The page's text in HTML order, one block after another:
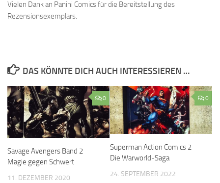
Vielen Dank an Panini Comics für die Bereitstellung des
Rezensionsexemplars.
DAS KÖNNTE DICH AUCH INTERESSIEREN …
0
Savage Avengers Band 2
Magie gegen Schwert
11. DEZEMBER 2020
0
Superman Action Comics 2
Die Warworld-Saga
24. SEPTEMBER 2022